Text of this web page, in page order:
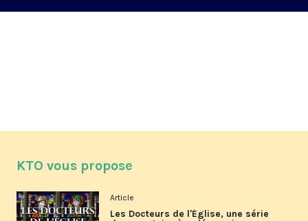
KTO vous propose
Article
Les Docteurs de l'Église, une série